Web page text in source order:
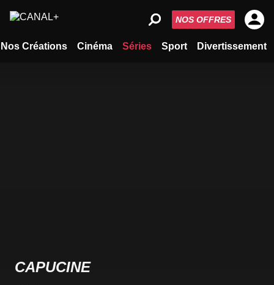
Nos Créations Cinéma Séries Sport Divertissement
NOS OFFRES
CAPUCINE